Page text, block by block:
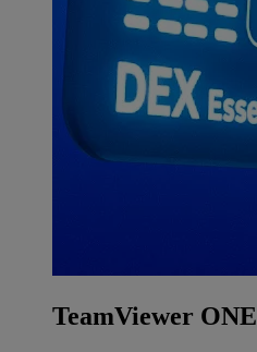
TeamViewer ONE